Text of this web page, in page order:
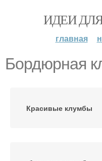
ИДЕИ
главная
Бордюрная
Красивые клумбы